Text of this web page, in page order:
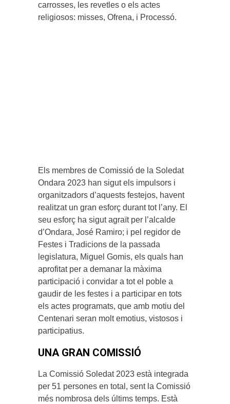
carrosses, les revetles o els actes
religiosos: misses, Ofrena, i Processó.
Els membres de Comissió de la Soledat
Ondara 2023 han sigut els impulsors i
organitzadors d’aquests festejos, havent
realitzat un gran esforç durant tot l’any. El
seu esforç ha sigut agraït per l’alcalde
d’Ondara, José Ramiro; i pel regidor de
Festes i Tradicions de la passada
legislatura, Miguel Gomis, els quals han
aprofitat per a demanar la màxima
participació i convidar a tot el poble a
gaudir de les festes i a participar en tots
els actes programats, que amb motiu del
Centenari seran molt emotius, vistosos i
participatius.
UNA GRAN COMISSIÓ
La Comissió Soledat 2023 està integrada
per 51 persones en total, sent la Comissió
més nombrosa dels últims temps. Està